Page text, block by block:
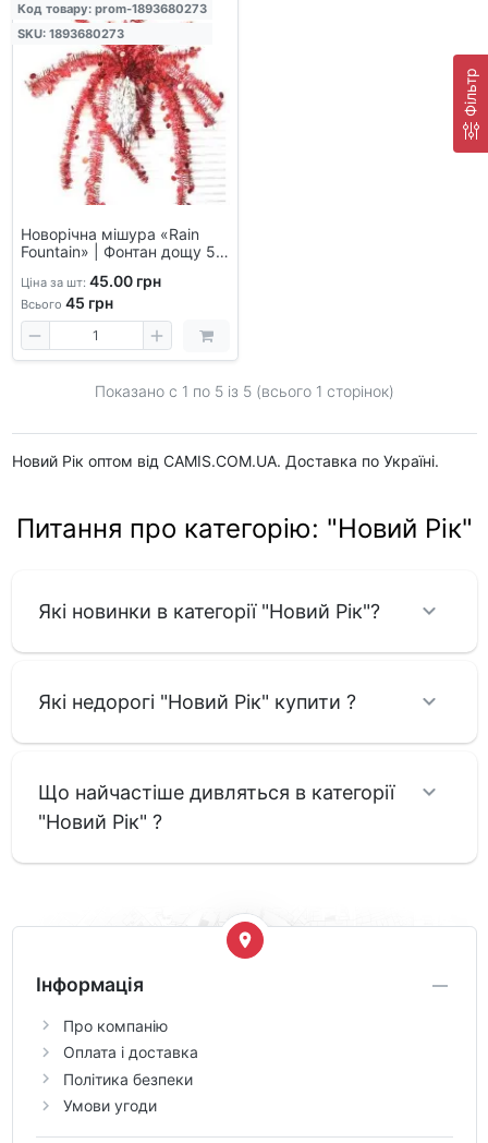
Фільтр
Новорічна мішура «Rain
Fountain» | Фонтан дощу 5
прикрашання свят
Код товару: prom-1893680273
SKU: 1893680273
Ціна за шт: 45.00 грн
Всього 45 грн
Показано с 1 по 5із 5 (всього 1 сторінок)
Новий Рік оптом від CAMIS.COM.UA. Доставка по Україні.
Питання про категорію: "Новий Рік"
Які новинки в категорії "Новий Рік"?
Які недорогі "Новий Рік" купити ?
Що найчастіше дивляться в категорії
"Новий Рік" ?
Інформація
Про компанію
Оплата і доставка
Політика безпеки
Умови угоди